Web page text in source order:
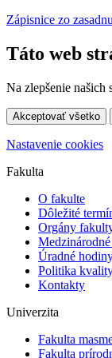
Zápisnice zo
Táto web
Na zlepšenie našich
Akceptovať všetko
Nastavenie cookies
Fakulta
O fakulte
Dôležité
Orgány
Úradné
Politika
Kontakty
Univerzita
Fakulta
Fakulta